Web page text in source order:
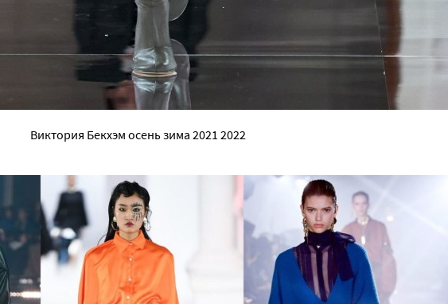
Виктория Бекхэм осень зима 2021 2022